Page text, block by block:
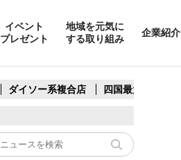
イベント
プレゼント
地域を元気に
する取り組み
企業紹介
ダイソー系複合店 四国最大スリコ